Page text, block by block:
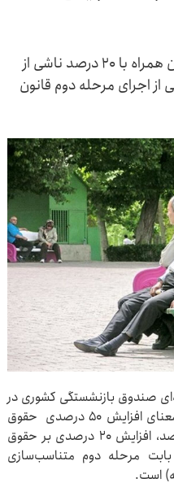
در سال ۱۴۰۴، حقوق بازنشستگان همراه با ۲۰ درصد ناشی از
۳۰ درصد ناشی از اجرای مرحله دوم قانون
صندوق بازنشستگی کشوری در
این باره اظهار کرد: این دو مورد به معنای افزایش ۵۰ درصدی حقوق
بازنشستگان نیست، بلکه این ۲۰ درصد، افزایش ۲۰ درصدی بر حقوق
و ۳۰ درصد نیز بابت مرحله دوم متناسب‌سازی
است.